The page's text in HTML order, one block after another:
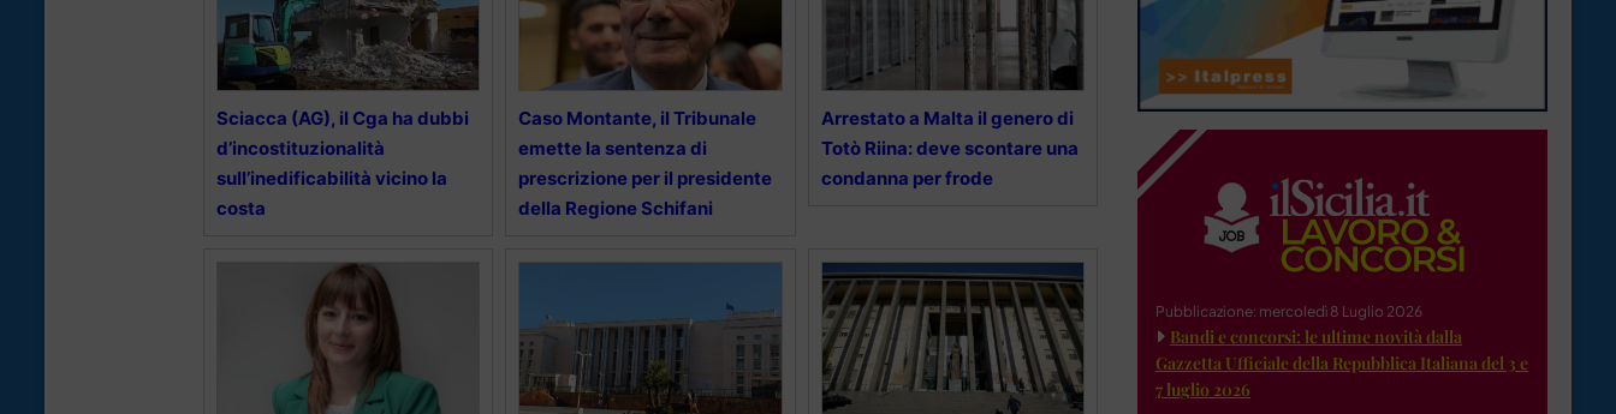
Sciacca (AG), il Cga ha dubbi
d’incostituzionalità
sull’inedificabilità vicino la
costa
Caso Montante, il Tribunale
emette la sentenza di
prescrizione per il presidente
della Regione Schifani
Arrestato a Malta il genero di
Totò Riina: deve scontare una
condanna per frode
Pubblicazione: mercoledì 8 Luglio 2026
Bandi e concorsi: le ultime novità dalla
Gazzetta Ufficiale della Repubblica Italiana del 3 e
7 luglio 2026